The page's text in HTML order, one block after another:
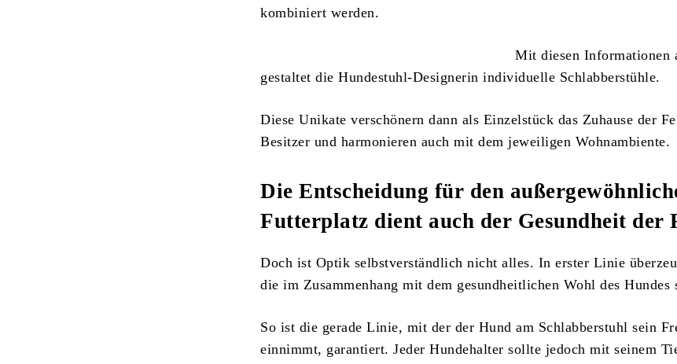
kombiniert werden.
Mit diesen Informationen
gestaltet die Hundestuhl-Designerin individuelle Schlabberstühle.
Diese Unikate verschönern dann als Einzelstück das Zuhause der
Besitzer und harmonieren auch mit dem jeweiligen Wohnambiente.
Die Entscheidung für den
Futterplatz dient auch der Gesundheit der
Doch ist Optik selbstverständlich nicht alles. In erster Linie
die im Zusammenhang mit dem gesundheitlichen Wohl des Hundes
So ist die gerade Linie, mit der der Hund am Schlabberstuhl sein
einnimmt, garantiert. Jeder Hundehalter sollte jedoch mit seinem